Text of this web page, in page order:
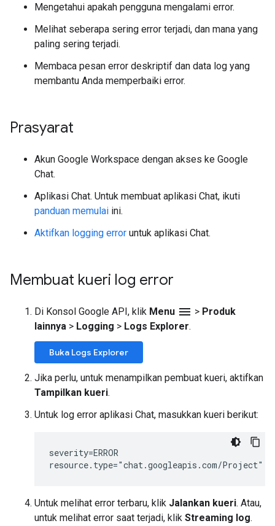
Mengetahui apakah pengguna mengalami error.
Melihat seberapa sering error terjadi, dan mana yang
paling sering terjadi.
Membaca pesan error deskriptif dan data log yang
membantu Anda memperbaiki error.
Prasyarat
Akun Google Workspace dengan akses ke Google
Chat.
Aplikasi Chat. Untuk membuat aplikasi Chat, ikuti
panduan memulai ini.
Aktifkan logging error untuk aplikasi Chat.
Membuat kueri log error
Di Konsol Google API, klik Menu menu > Produk
lainnya > Logging > Logs Explorer.
Buka Logs Explorer
Jika perlu, untuk menampilkan pembuat kueri, aktifkan
Tampilkan kueri.
Untuk log error aplikasi Chat, masukkan kueri berikut:
severity=ERROR
Untuk melihat error terbaru, klik Jalankan kueri. Atau,
untuk melihat error saat terjadi, klik Streaming log.